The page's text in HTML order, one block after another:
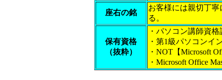
座右の銘
お客様には親切丁
る。
保有資格
（抜粋）
・パソコン講師資
・第1級パソコンイ
・NOT【Microsoft
・Microsoft Office